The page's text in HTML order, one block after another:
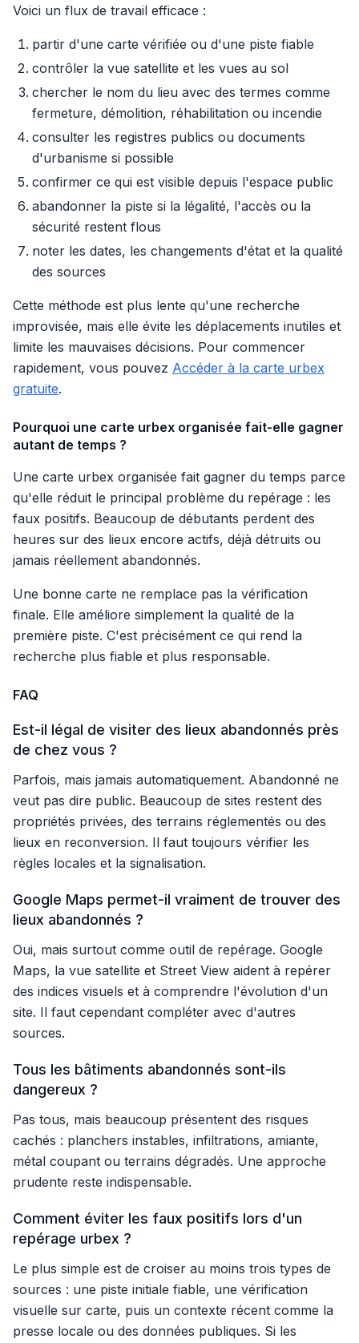
Voici un flux de travail efficace :
partir d'une carte vérifiée ou d'une piste fiable
contrôler la vue satellite et les vues au sol
chercher le nom du lieu avec des termes comme
fermeture, démolition, réhabilitation ou incendie
consulter les registres publics ou documents
d'urbanisme si possible
confirmer ce qui est visible depuis l'espace public
abandonner la piste si la légalité, l'accès ou la
sécurité restent flous
noter les dates, les changements d'état et la qualité
des sources
Cette méthode est plus lente qu'une recherche
improvisée, mais elle évite les déplacements inutiles et
limite les mauvaises décisions. Pour commencer
rapidement, vous pouvez Accéder à la carte urbex
gratuite.
Pourquoi une carte urbex organisée fait-elle gagner
autant de temps ?
Une carte urbex organisée fait gagner du temps parce
qu'elle réduit le principal problème du repérage : les
faux positifs. Beaucoup de débutants perdent des
heures sur des lieux encore actifs, déjà détruits ou
jamais réellement abandonnés.
Une bonne carte ne remplace pas la vérification
finale. Elle améliore simplement la qualité de la
première piste. C'est précisément ce qui rend la
recherche plus fiable et plus responsable.
FAQ
Est-il légal de visiter des lieux abandonnés près
de chez vous ?
Parfois, mais jamais automatiquement. Abandonné ne
veut pas dire public. Beaucoup de sites restent des
propriétés privées, des terrains réglementés ou des
lieux en reconversion. Il faut toujours vérifier les
règles locales et la signalisation.
Google Maps permet-il vraiment de trouver des
lieux abandonnés ?
Oui, mais surtout comme outil de repérage. Google
Maps, la vue satellite et Street View aident à repérer
des indices visuels et à comprendre l'évolution d'un
site. Il faut cependant compléter avec d'autres
sources.
Tous les bâtiments abandonnés sont-ils
dangereux ?
Pas tous, mais beaucoup présentent des risques
cachés : planchers instables, infiltrations, amiante,
métal coupant ou terrains dégradés. Une approche
prudente reste indispensable.
Comment éviter les faux positifs lors d'un
repérage urbex ?
Le plus simple est de croiser au moins trois types de
sources : une piste initiale fiable, une vérification
visuelle sur carte, puis un contexte récent comme la
presse locale ou des données publiques. Si les